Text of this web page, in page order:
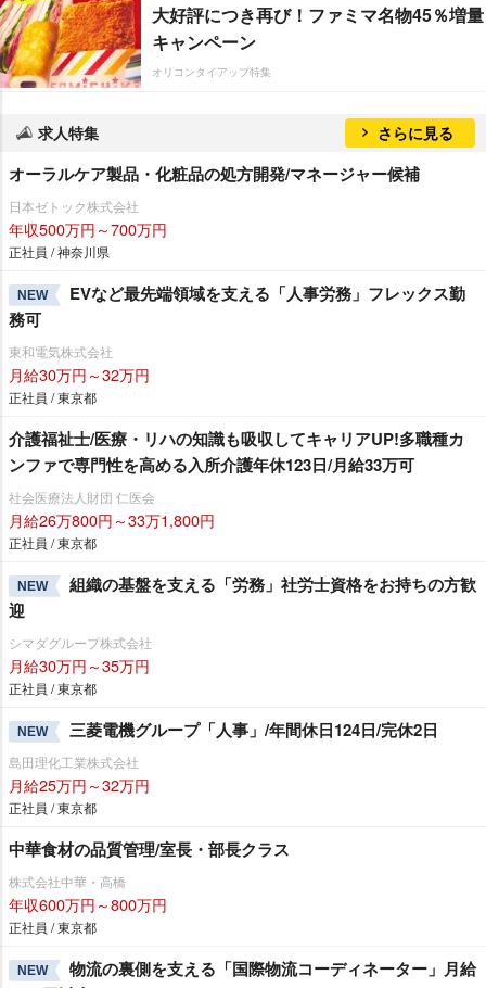
大好評につき再び！ファミマ名物45％増量
キャンペーン
オリコンタイアップ特集
求人特集 さらに見る
オーラルケア製品・化粧品の処方開発/マネージャー候補
日本ゼトック株式会社
年収500万円～700万円
正社員 / 神奈川県
NEW
EVなど最先端領域を支える「人事労務」フレックス勤
務可
東和電気株式会社
月給30万円～32万円
正社員 / 東京都
介護福祉士/医療・リハの知識も吸収してキャリアUP!多職種カ
ンファで専門性を高める入所介護年休123日/月給33万可
社会医療法人財団 仁医会
月給26万800円～33万1,800円
正社員 / 東京都
NEW
組織の基盤を支える「労務」社労士資格をお持ちの方歓
迎
シマダグループ株式会社
月給30万円～35万円
正社員 / 東京都
NEW 三菱電機グループ「人事」/年間休日124日/完休2日
島田理化工業株式会社
月給25万円～32万円
正社員 / 東京都
中華食材の品質管理/室長・部長クラス
株式会社中華・高橋
年収600万円～800万円
正社員 / 東京都
NEW
物流の裏側を支える「国際物流コーディネーター」月給